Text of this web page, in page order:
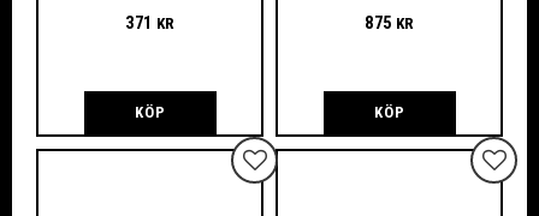
371 KR
KÖP
875 KR
KÖP
Lägg till i favoriter Lägg